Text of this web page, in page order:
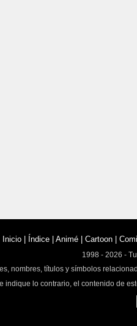
Inicio Índice Animé Cartoon
1998 - 2026 -
nombres, títulos y símbolos
indique lo contrario, el contenido de